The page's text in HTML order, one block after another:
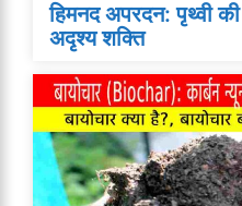
हिमनद अपरदन: पृथ्वी
अदृश्य शक्ति